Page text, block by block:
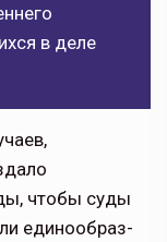
в деле
чтобы суды
единообраз­